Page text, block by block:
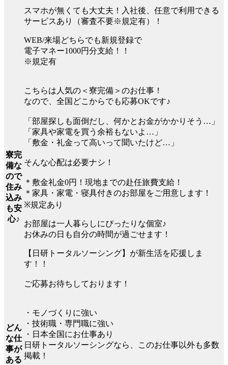
スマホが無くても大丈夫！入社後、任意で利用できる
サービスあり（審査不要※規定有）！
WEB/来場どちらでも新規登録で
電子マネー1000円分支給！！
※規定有
寮完
備な
ので
住み
込み
も安
心♪
こちらは人気の＜寮完備＞のお仕事！
なので、全国どこからでも応募OKです♪
「部屋探しも面倒だし、何かとお金がかかりそう…」
「家具や家電を買う余裕もないよ…」
「敷金・礼金って高いって聞いたけど…」
そんな心配は必要ナシ！
＊敷金礼金0円！現地までの赴任旅費支給！
＊家具・家電・寝具付きのお部屋をご用意します！
※規定あり
お部屋は一人暮らしにぴったりな個室♪
お休みの日も自分の時間が過ごせます！
【日研トータルソーシング】が新生活を応援しま
す！！
ご応募お待ちしております！
どん
な仕
事が
ある
・モノづくりに強い
・技術職・専門職に強い
・日本全国にお仕事あり
日研トータルソーシングなら、このお仕事以外も多数
掲載！